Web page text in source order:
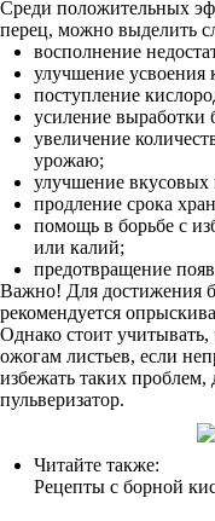
Среди положительных
перец, можно выделить
восполнение
улучшение усвоения
поступление
усиление выработки
увеличение
урожаю;
улучшение вкусовых
продление срока
помощь в борьбе с
или калий;
предотвращение
Важно! Для достижения
рекомендуется
Однако стоит учитывать,
ожогам листьев, если
избежать таких проблем,
пульверизатор.
Читайте также:
Рецепты с борной